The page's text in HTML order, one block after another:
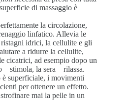
di massaggio è
la circolazione,
linfatico. Allevia le
idrici, la cellulite e gli
a ridurre la cellulite,
cicatrici, ad esempio dopo un
– stimola, la sera – rilassa.
superficiale, i movimenti
per ottenere un effetto.
mai la pelle in un